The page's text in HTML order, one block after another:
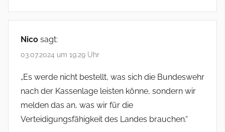
Nico sagt:
03.07.2024 um 19:29 Uhr
„Es werde nicht bestellt, was sich die Bundeswehr
nach der Kassenlage leisten könne, sondern wir
melden das an, was wir für die
Verteidigungsfähigkeit des Landes brauchen.“